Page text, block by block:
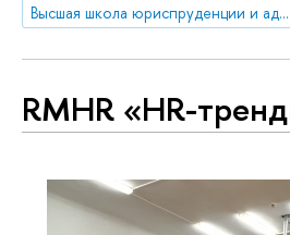
Высшая школа юриспруденции и администрирования
RMHR «HR-